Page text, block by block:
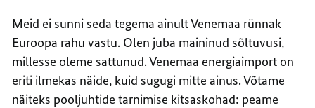
Meid ei sunni seda tegema ainult Venemaa rünnak
Euroopa rahu vastu. Olen juba maininud sõltuvusi,
millesse oleme sattunud. Venemaa energiaimport on
eriti ilmekas näide, kuid sugugi mitte ainus. Võtame
näiteks pooljuhtide tarnimise kitsaskohad: peame